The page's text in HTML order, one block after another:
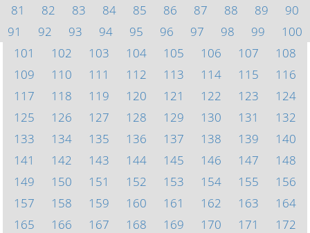
81
82 83 84 85 86 87 88 89
90
91
92 93 94 95 96 97 98 99
100
101
102 103 104 105 106 107
108
109
110 111 112 113 114 115
116
117
118 119 120 121 122 123
124
125
126 127 128 129 130 131
132
133
134 135 136 137 138 139
140
141
142 143 144 145 146 147
148
149
150 151 152 153 154 155
156
157
158 159 160 161 162 163
164
165
166 167 168 169 170 171
172